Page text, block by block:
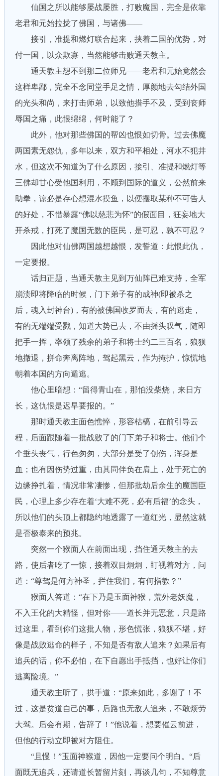
仙国之所以能够屡战屡胜，打败魔国，完全是依靠
老君和元始拉拢了佛国，与诸佛——
接引，准提和燃灯联合起来，挟着二国的优势，对
付一国，以众欺寡，当然能够击败通天教主。
通天教主想不到那二位师兄——老君和元始竟然会
这样卑鄙，完全不念同堂手足之情，厚颜地去勾结外国
的光头和尚，来打击师弟，以致他措手不及，受到丧师
辱国之痛，此恨绵绵，何时能了？
此外，他对那些佛国的帮凶也恨如切骨。过去佛魔
两国素无怨仇，多年以来，双方和平相处，河水不犯井
水，但这次不知道为了什么原因，接引、准提和燃灯等
三佛却甘心受他国利用，不顾到国际的道义，公然前来
助拳，谅必是存心想混水摸鱼，以便攫取某种不可告人
的好处，不惜暴露“佛以慈悲为怀”的假面目，狂妄地大
开杀戒，打死了魔国无数的臣民，是可忍，孰不可忍？
因此他对仙佛两国越想越恨，发誓道：此恨此仇，
一定要报。
话归正题，当通天教主见到万仙阵已难支持，全军
崩溃即将降临的时候，门下弟子有的成神(即被杀之
后，魂入封神台)，有的被佛国收罗而去，有的逃走，
有的无端端受戮，知道大势已去，不由摇头叹气，随即
把手一挥，率领了残余的弟子和将士约二三百名，狼狈
地撤退，拼命奔离阵地，驾起黑云，作为掩护，惊慌地
朝着本国的方向遁逃。
他心里暗想：“留得青山在，那怕没柴烧，来日方
长，这仇恨是迟早要报的。”
那时通天教主面色憔悴，形容枯槁，在前引导云
程，后面跟随着一批战败了的门下弟子和将士。他们个
个垂头丧气，行色匆匆，大部分是受了创伤，浑身是
血；也有因伤势过重，由其同伴负在肩上，处于死亡的
边缘挣扎着，情况非常凄惨，但那批劫后余生的魔国臣
民，心理上多少存在着‘大难不死，必有后福’的念头，
所以他们的头顶上都隐约地透露了一道红光，显然这就
是否极泰来的预兆。
突然一个猴面人在前面出现，挡住通天教主的去
路，使后者吃了一惊，接着双目炯炯，盯视着对方，问
道：“尊驾是何方神圣，拦住我们，有何指教？”
猴面人答道：“在下乃是玉面神猴，荒外老妖魔，
不入王化的大精怪，但对你——道长并无恶意，只是路
过这里，看到你们这批人物，形色慌张，狼狈不堪，好
像是战败逃命的样子，不知是否有敌人追来？如果后有
追兵的话，你不必怕，在下自愿出手抵挡，也好让你们
逃离险境。”
通天教主听了，拱手道：“原来如此，多谢了！不
过，这是贫道自己的事，后路也无敌人追来，不敢烦劳
大驾。后会有期，告辞了！”他说着，想要催云前进，
但他的行动立即被对方阻住。
“且慢！”玉面神猴道，因他一定要问个明白。“后
面既无追兵，还请道长暂留片刻，再谈几句，不知尊意